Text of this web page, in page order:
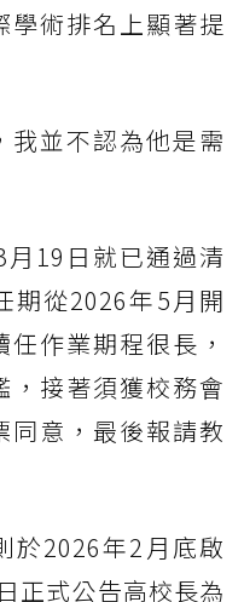
學術排名上顯著提
我並不認為他是需
19日就已通過清
期從2026年5月開
作業期程很長，
，接著須獲校務會
同意，最後報請教
於2026年2月底啟
正式公告高校長為